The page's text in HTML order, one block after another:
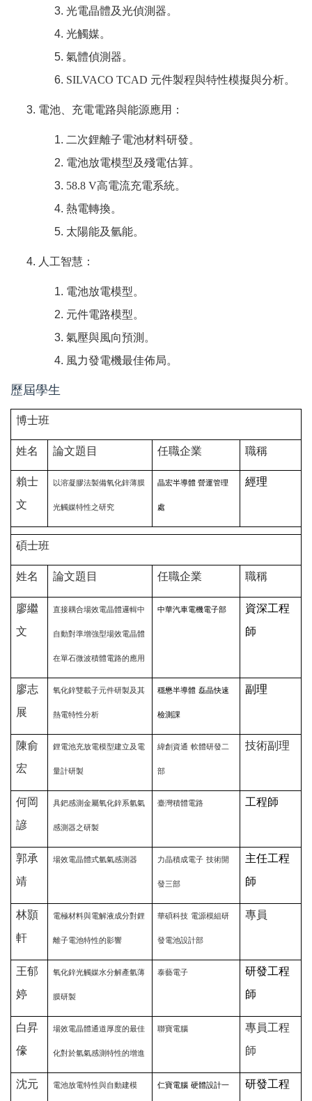
光電晶體及光偵測器。
光觸媒。
氣體偵測器。
SILVACO TCAD 元件製程與特性模擬與分析。
電池、充電電路與能源應用：
二次鋰離子電池材料研發。
電池放電模型及殘電估算。
58.8 V高電流充電系統。
熱電轉換。
太陽能及氫能。
人工智慧：
電池放電模型。
元件電路模型。
氣壓與風向預測。
風力發電機最佳佈局。
歷屆學生
博士班
姓名 論文題目 任職企業 職稱
賴士
文
以溶凝膠法製備氧化鋅薄膜
光觸媒特性之研究
晶宏半導體 營運管理
處
經理
碩士班
姓名 論文題目 任職企業 職稱
廖繼
文
直接耦合場效電晶體邏輯中
自動對準增強型場效電晶體
在單石微波積體電路的應用
中華汽車電機電子部
資深工程
師
廖志
展
氧化鋅雙載子元件研製及其
熱電特性分析
穩懋半導體 磊晶快速
檢測課
副理
陳俞
宏
鋰電池充放電模型建立及電
量計研製
緯創資通 軟體研發二
部
技術副理
何岡
諺
具鈀感測金屬氧化鋅系氫氣
感測器之研製
臺灣積體電路 工程師
郭承
靖
場效電晶體式氫氣感測器 力晶積成電子 技術開
發三部
主任工程
師
林顥
軒
電極材料與電解液成分對鋰
離子電池特性的影響
華碩科技 電源模組研
發電池設計部
專員
王郁
婷
氧化鋅光觸媒水分解產氫薄
膜研製
泰藝電子
研發工程
師
白昇
儫
場效電晶體通道厚度的最佳
化對於氫氣感測特性的增進
聯寶電腦
專員工程
師
沈元
電池放電特性與自動建模 仁寶電腦 硬體設計一
研發工程